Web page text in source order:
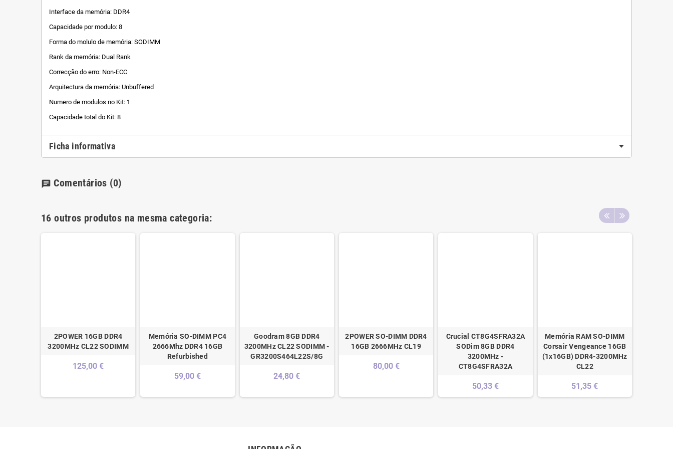
Interface da memória: DDR4
Capacidade por modulo: 8
Forma do molulo de memória: SODIMM
Rank da memória: Dual Rank
Correcção do erro: Non-ECC
Arquitectura da memória: Unbuffered
Numero de modulos no Kit: 1
Capacidade total do Kit: 8
Ficha informativa
chat Comentários (0)
16 outros produtos na mesma categoria:
2POWER 16GB DDR4
3200MHz CL22 SODIMM
125,00 €
Memória SO-DIMM PC4
2666Mhz DDR4 16GB
Refurbished
59,00 €
Goodram 8GB DDR4
3200MHz CL22 SODIMM -
GR3200S464L22S/8G
24,80 €
2POWER SO-DIMM DDR4
16GB 2666MHz CL19
80,00 €
Crucial CT8G4SFRA32A
SODim 8GB DDR4
3200MHz -
CT8G4SFRA32A
50,33 €
Memória RAM SO-DIMM
Corsair Vengeance 16GB
(1x16GB) DDR4-3200MHz
CL22
51,35 €